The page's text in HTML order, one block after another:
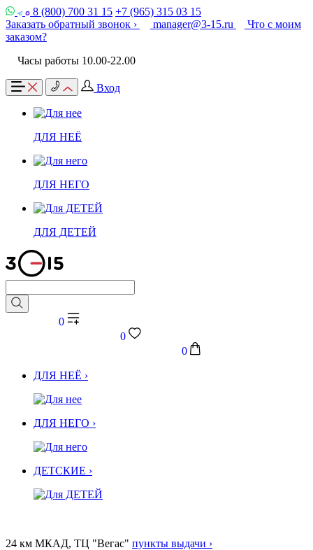
8 (800) 700 31 15 +7 (965) 315 03 15
Заказать обратный звонок ›
manager@3-15.ru
Что с моим
заказом?
Часы работы 10.00-22.00
Вход
ДЛЯ НЕЁ
ДЛЯ НЕГО
ДЛЯ ДЕТЕЙ
0
0
0
ДЛЯ НЕЁ ›
ДЛЯ НЕГО ›
ДЕТСКИЕ ›
24 км МКАД, ТЦ "Вегас" пункты выдачи ›